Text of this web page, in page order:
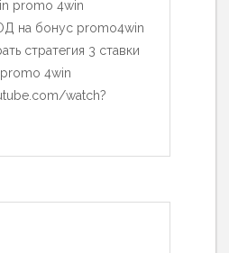
promo 4win
на бонус promo4win
стратегия 3 ставки
4win
watch?